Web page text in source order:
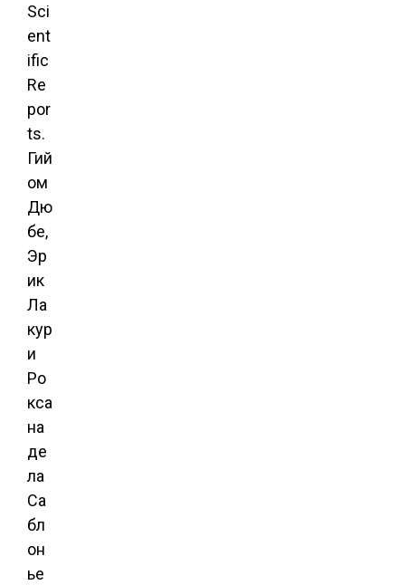
Sci
ent
ific
Re
por
ts.
Гий
ом
Дю
бе,
Эр
ик
Ла
кур
и
Ро
кса
на
де
ла
Са
бл
он
ье